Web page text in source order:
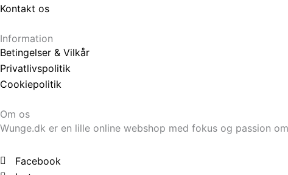
Kontakt os
Information
Betingelser & Vilkår
Privatlivspolitik
Cookiepolitik
Om os
Wunge.dk er en lille online webshop med fokus og passion
Facebook